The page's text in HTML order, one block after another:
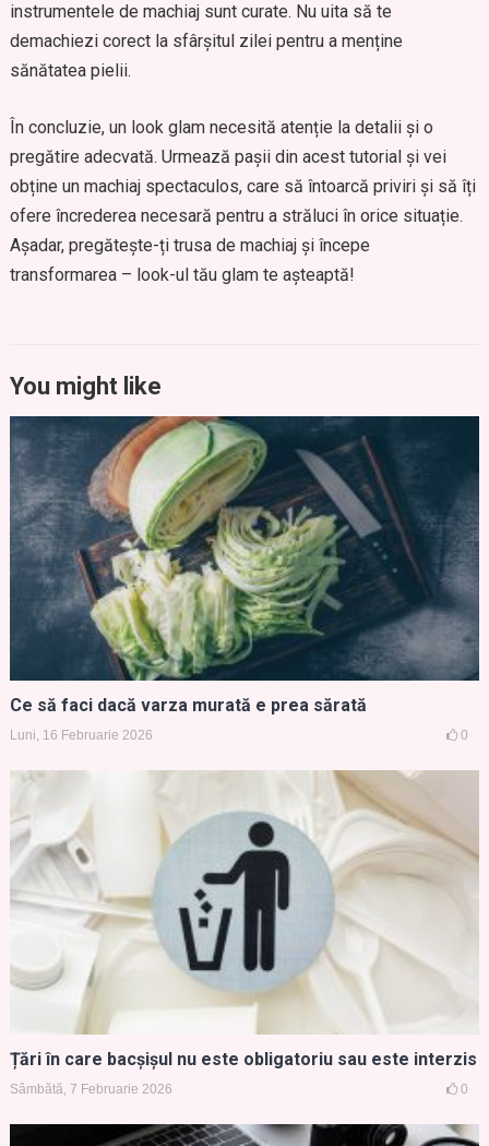
instrumentele de machiaj sunt curate. Nu uita să te
demachiezi corect la sfârșitul zilei pentru a menține
sănătatea pielii.
În concluzie, un look glam necesită atenție la detalii și o
pregătire adecvată. Urmează pașii din acest tutorial și vei
obține un machiaj spectaculos, care să întoarcă priviri și să îți
ofere încrederea necesară pentru a străluci în orice situație.
Așadar, pregătește-ți trusa de machiaj și începe
transformarea – look-ul tău glam te așteaptă!
You might like
Ce să faci dacă varza murată e prea sărată
Luni, 16 Februarie 2026 0
Țări în care bacșișul nu este obligatoriu sau este interzis
Sâmbătă, 7 Februarie 2026 0